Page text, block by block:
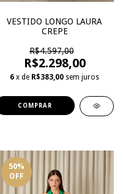
VESTIDO LONGO LAURA
CREPE
R$4.597,00
R$2.298,00
6 x de R$383,00 sem juros
COMPRAR
50%
OFF